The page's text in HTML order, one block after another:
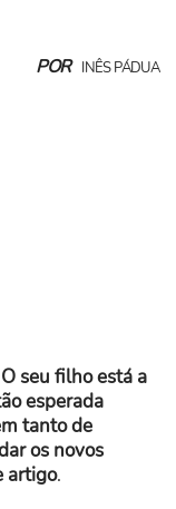
POR INÊS PÁDUA
seu filho está a
esperada
tanto de
os novos
artigo.